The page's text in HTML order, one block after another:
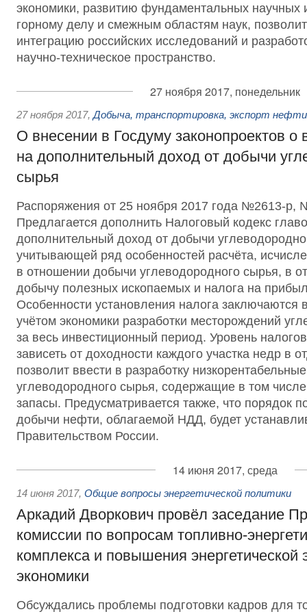
экономики, развитию фундаментальных научных
горному делу и смежным областям наук,
интеграцию российских исследований и
научно-техническое пространство.
27 ноября 2017, понедельник
27 ноября 2017, Добыча, транспортировка, экспорт
О внесении в Госдуму законопроектов о
на дополнительный доход от добычи
сырья
Распоряжения от 25 ноября 2017 года №2613-р,
Предлагается дополнить Налоговый кодекс
дополнительный доход от добычи
учитывающей ряд особенностей расчёта,
в отношении добычи углеводородного сырья, в
добычу полезных ископаемых и налога на
Особенности установления налога заключаются
учётом экономики разработки месторождений
за весь инвестиционный период. Уровень
зависеть от доходности каждого участка недр в
позволит ввести в разработку
углеводородного сырья, содержащие в том
запасы. Предусматривается также, что порядок
добычи нефти, облагаемой НДД, будет
Правительством России.
14 июня 2017, среда
14 июня 2017, Общие вопросы энергетической политики
Аркадий Дворкович провёл заседание
комиссии по вопросам топливно-
комплекса и повышения энергетической
экономики
Обсуждались проблемы подготовки кадров для